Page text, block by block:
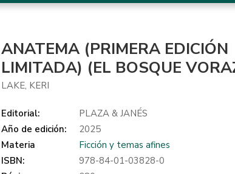
ANATEMA (PRIMERA EDICIÓN
LIMITADA) (EL BOSQUE
LAKE, KERI
Editorial:
PLAZA & JANÉS
Año de edición:
2025
Materia
Ficción y temas afines
ISBN:
978-84-01-03828-0